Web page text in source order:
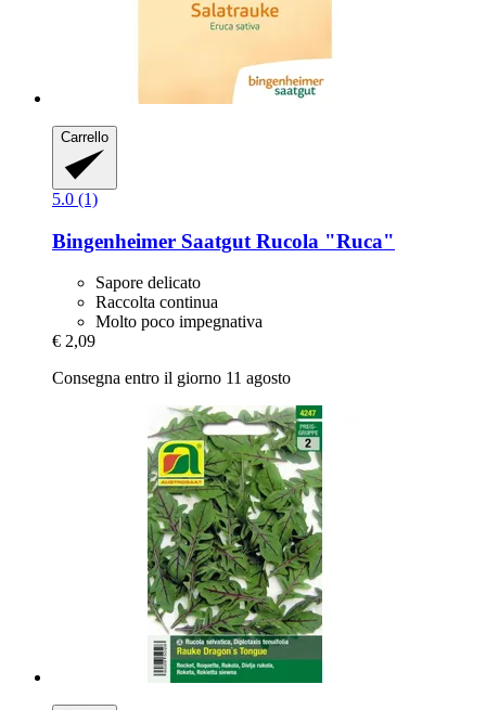
Carrello
5.0 (1)
Bingenheimer Saatgut Rucola "Ruca"
Sapore delicato
Raccolta continua
Molto poco impegnativa
€ 2,09
Consegna entro il giorno 11 agosto